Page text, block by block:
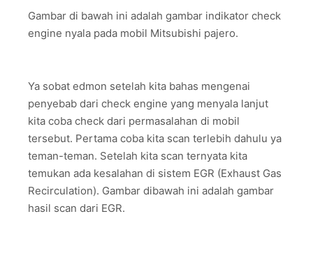
Gambar di bawah ini adalah gambar indikator check
engine nyala pada mobil Mitsubishi pajero.
Ya sobat edmon setelah kita bahas mengenai
penyebab dari check engine yang menyala lanjut
kita coba check dari permasalahan di mobil
tersebut. Pertama coba kita scan terlebih dahulu ya
teman-teman. Setelah kita scan ternyata kita
temukan ada kesalahan di sistem EGR (Exhaust Gas
Recirculation). Gambar dibawah ini adalah gambar
hasil scan dari EGR.